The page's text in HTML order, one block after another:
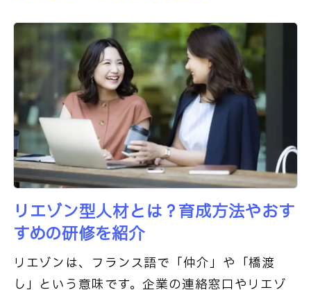
リエゾン型人材とは？育成方法やおす
すめの研修を紹介
リエゾンは、フランス語で「仲介」や「橋渡
し」という意味です。企業の連絡窓口やリエゾ